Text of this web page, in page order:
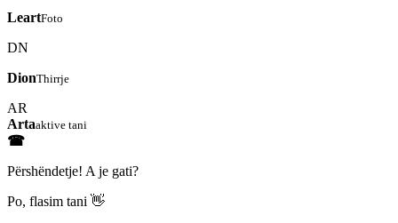
LeartFoto
DN
DionThirrje
AR
Artaaktive tani
☎
Përshëndetje! A je gati?
Po, flasim tani 👋